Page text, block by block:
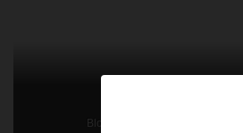
Blood of the Werewolf